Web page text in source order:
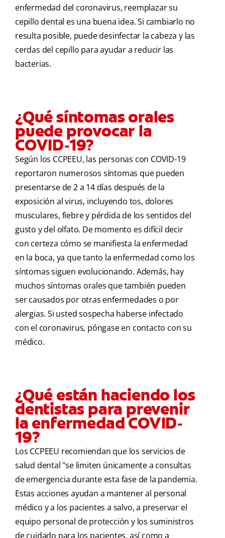
enfermedad del coronavirus, reemplazar su
cepillo dental es una buena idea. Si cambiarlo no
resulta posible, puede desinfectar la cabeza y las
cerdas del cepillo para ayudar a reducir las
bacterias.
¿Qué síntomas orales
puede provocar la
COVID-19?
Según los CCPEEU, las personas con COVID-19
reportaron numerosos síntomas que pueden
presentarse de 2 a 14 días después de la
exposición al virus, incluyendo tos, dolores
musculares, fiebre y pérdida de los sentidos del
gusto y del olfato. De momento es difícil decir
con certeza cómo se manifiesta la enfermedad
en la boca, ya que tanto la enfermedad como los
síntomas siguen evolucionando. Además, hay
muchos síntomas orales que también pueden
ser causados por otras enfermedades o por
alergias. Si usted sospecha haberse infectado
con el coronavirus, póngase en contacto con su
médico.
¿Qué están haciendo los
dentistas para prevenir
la enfermedad COVID-
19?
Los CCPEEU recomiendan que los servicios de
salud dental "se limiten únicamente a consultas
de emergencia durante esta fase de la pandemia.
Estas acciones ayudan a mantener al personal
médico y a los pacientes a salvo, a preservar el
equipo personal de protección y los suministros
de cuidado para los pacientes, así como a